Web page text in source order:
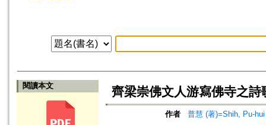
閱讀本文 齊梁崇佛文人游寫佛寺之詩
作者
普慧 (著)=Shih, Pu-